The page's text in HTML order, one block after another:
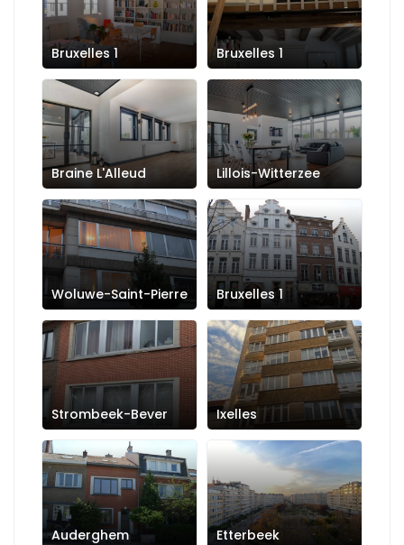
Bruxelles 1 Bruxelles 1
Braine L'Alleud Lillois-Witterzee
Woluwe-Saint-Pierre Bruxelles 1
Strombeek-Bever Ixelles
Auderghem Etterbeek